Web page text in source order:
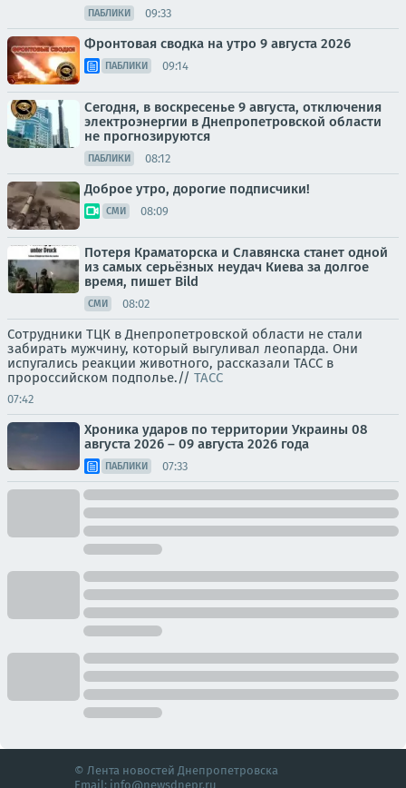
ПАБЛИКИ 09:33
Фронтовая сводка на утро 9 августа 2026
ПАБЛИКИ 09:14
Сегодня, в воскресенье 9 августа, отключения
электроэнергии в Днепропетровской области
не прогнозируются
ПАБЛИКИ 08:12
Доброе утро, дорогие подписчики!
СМИ 08:09
Потеря Краматорска и Славянска станет одной
из самых серьёзных неудач Киева за долгое
время, пишет Bild
СМИ 08:02
Сотрудники ТЦК в Днепропетровской области не стали
забирать мужчину, который выгуливал леопарда. Они
испугались реакции животного, рассказали ТАСС в
пророссийском подполье.// ТАСС
07:42
Хроника ударов по территории Украины 08
августа 2026 – 09 августа 2026 года
ПАБЛИКИ 07:33
© Лента новостей Днепропетровска
Email: info@newsdnepr.ru